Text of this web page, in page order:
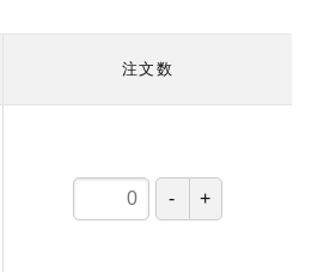
注文数